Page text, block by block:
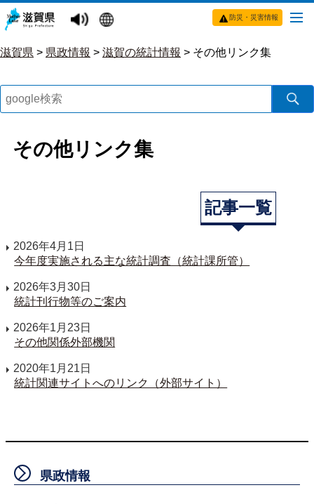
防災・災害情報
滋賀県 > 県政情報 > 滋賀の統計情報 > その他リンク集
その他リンク集
記事一覧
2026年4月1日
今年度実施される主な統計調査（統計課所管）
2026年3月30日
統計刊行物等のご案内
2026年1月23日
その他関係外部機関
2020年1月21日
統計関連サイトへのリンク（外部サイト）
県政情報